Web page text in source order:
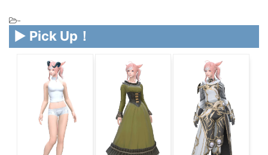
-
▶ Pick Up！